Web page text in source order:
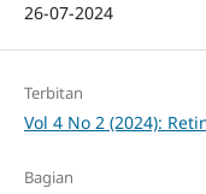
26-07-2024
Terbitan
Vol 4 No 2 (2024):
Bagian